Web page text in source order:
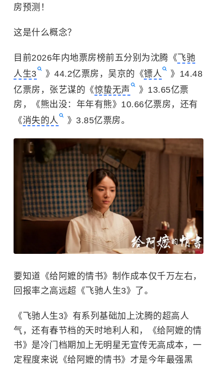
房预测！
这是什么概念？
目前2026年内地票房榜前五分别为沈腾《 飞驰
人生3
》44.2亿票房，吴京的《镖人
》14.48
亿票房，张艺谋的《惊蛰无声
》13.65亿票
房，《熊出没：年年有熊》10.66亿票房，还有
《消失的人 》3.85亿票房。
要知道《给阿嬷的情书》制作成本仅千万左右，
回报率之高远超《飞驰人生3》了。
《飞驰人生3》有系列基础加上沈腾的超高人
气，还有春节档的天时地利人和，《给阿嬷的情
书》是冷门档期加上无明星无宣传无高成本，一
定程度来说《给阿嬷的情书》才是今年最强黑